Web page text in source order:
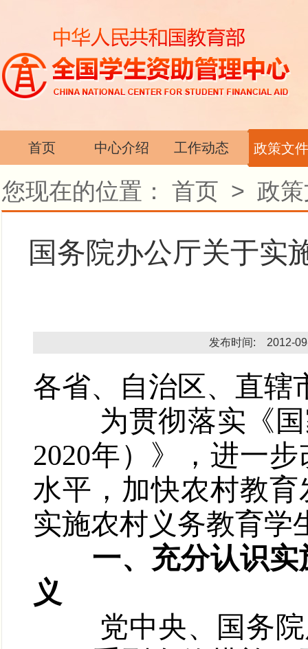
首页 中心介绍 工作动态 政策文件
您现在的位置： 首页 > 政
国务院办公厅关于实
发布时间: 2012-
各省、自治区、直辖
为贯彻落实《国
2020年）》，进一
水平，加快农村教
实施农村义务教育学
一、充分认识
义
党中央、国务院